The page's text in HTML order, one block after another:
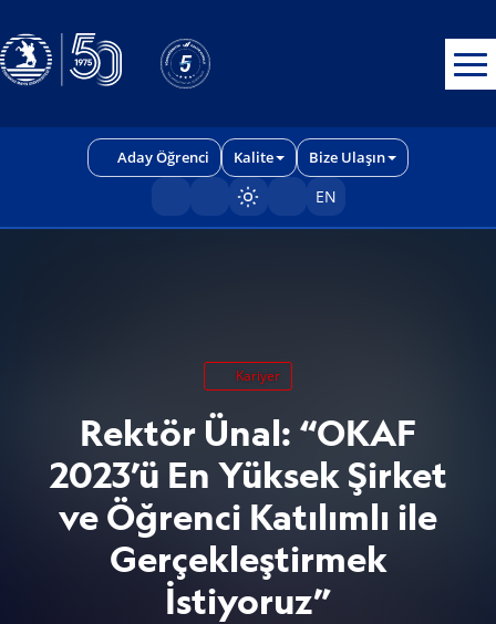
Aday Öğrenci Kalite Bize Ulaşın
Sayfayı karart/aç
EN
Kariyer
Rektör Ünal: “OKAF
2023’ü En Yüksek Şirket
ve Öğrenci Katılımlı ile
Gerçekleştirmek
İstiyoruz”